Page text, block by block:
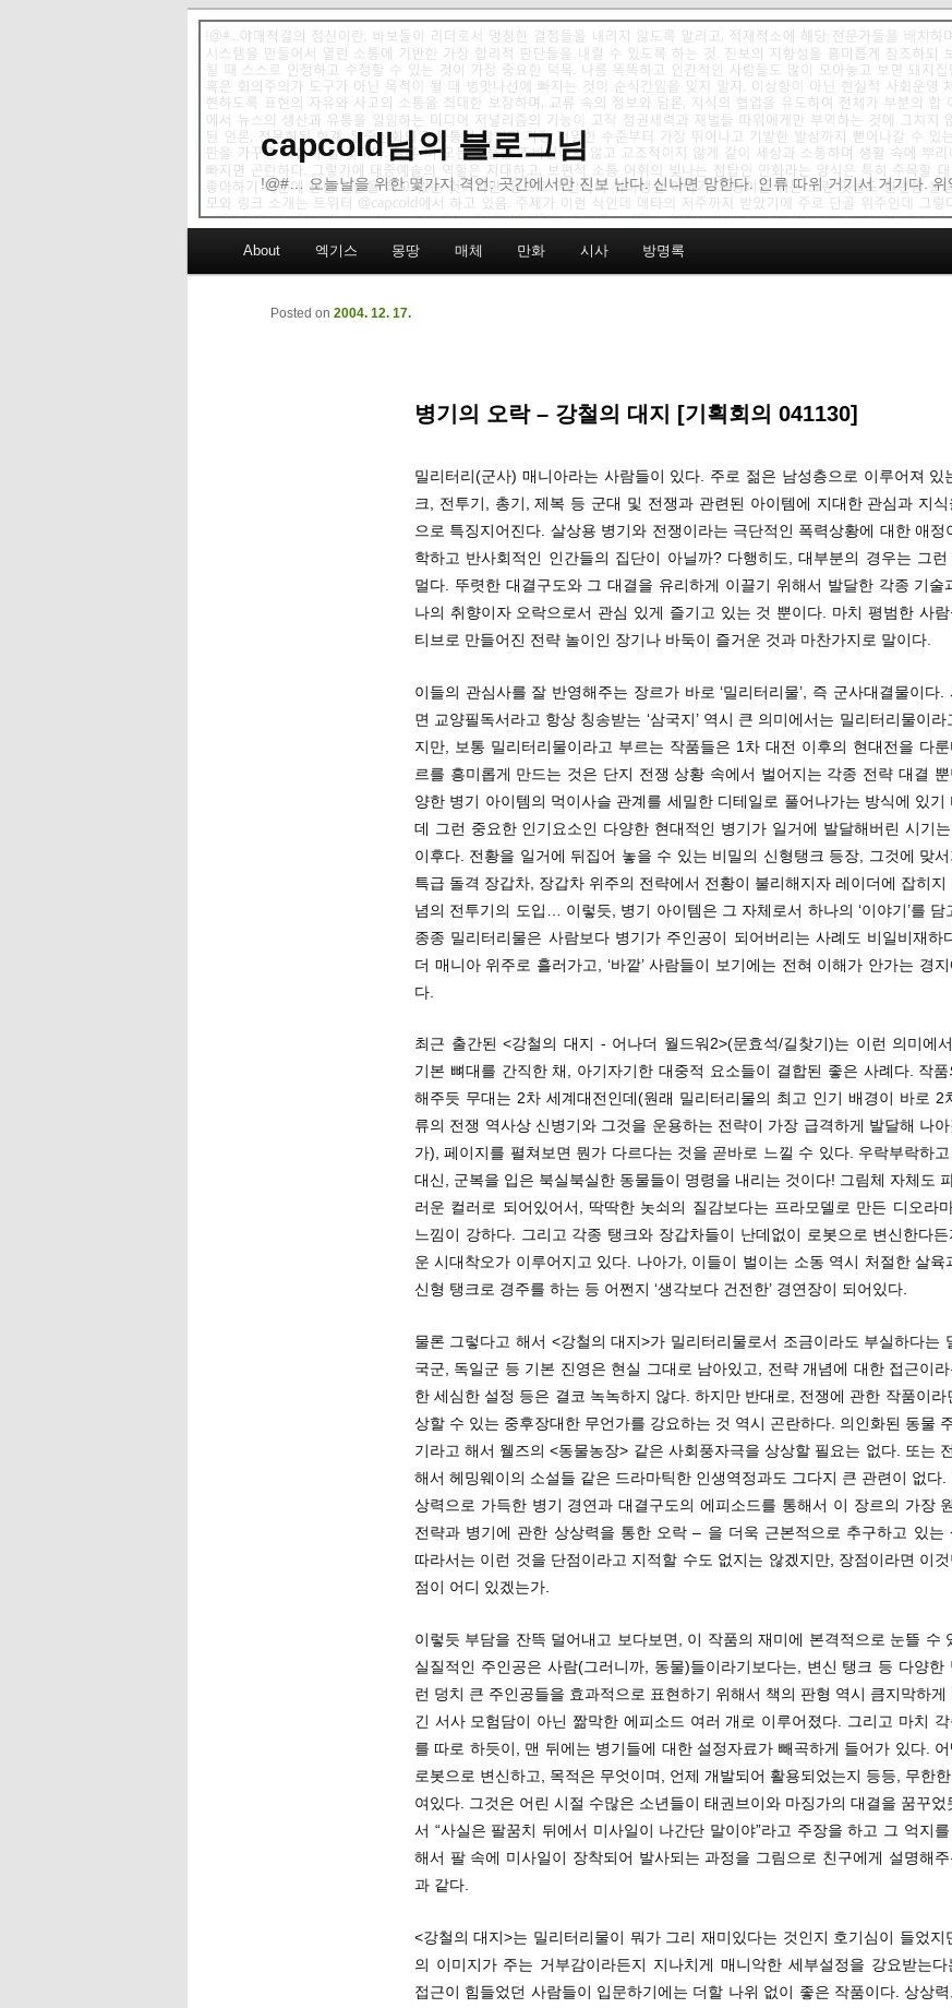
capcold님의 블로그님
!@#… 오늘날을 위한 몇가지 격언: 곳간에서만 진보 난다. 신나면 망한다. 인류 따위 거기서 거기다.
Skip to primary content
Skip to secondary content
About 엑기스 몽땅 매체 만화 시사 방명록
병기의 오락 – 강철의 대지 [기획회의 041130]
Posted on 2004. 12. 17.
밀리터리(군사) 매니아라는 사람들이 있다. 주로 젊은 남성층으로 이루어져 있
크, 전투기, 총기, 제복 등 군대 및 전쟁과 관련된 아이템에 지대한 관심과 지
으로 특징지어진다. 살상용 병기와 전쟁이라는 극단적인 폭력상황에 대한 애정
학하고 반사회적인 인간들의 집단이 아닐까? 다행히도, 대부분의 경우는 그
멀다. 뚜렷한 대결구도와 그 대결을 유리하게 이끌기 위해서 발달한 각종 기술
나의 취향이자 오락으로서 관심 있게 즐기고 있는 것 뿐이다. 마치 평범한 사
티브로 만들어진 전략 놀이인 장기나 바둑이 즐거운 것과 마찬가지로 말이다.
이들의 관심사를 잘 반영해주는 장르가 바로 ‘밀리터리물’, 즉 군사대결물이다.
면 교양필독서라고 항상 칭송받는 ‘삼국지’ 역시 큰 의미에서는 밀리터리물이라
지만, 보통 밀리터리물이라고 부르는 작품들은 1차 대전 이후의 현대전을 다
르를 흥미롭게 만드는 것은 단지 전쟁 상황 속에서 벌어지는 각종 전략 대결
양한 병기 아이템의 먹이사슬 관계를 세밀한 디테일로 풀어나가는 방식에 있기
데 그런 중요한 인기요소인 다양한 현대적인 병기가 일거에 발달해버린 시기
이후다. 전황을 일거에 뒤집어 놓을 수 있는 비밀의 신형탱크 등장, 그것에 맞
특급 돌격 장갑차, 장갑차 위주의 전략에서 전황이 불리해지자 레이더에 잡히지
념의 전투기의 도입… 이렇듯, 병기 아이템은 그 자체로서 하나의 ‘이야기’를 담
종종 밀리터리물은 사람보다 병기가 주인공이 되어버리는 사례도 비일비재하
더 매니아 위주로 흘러가고, ‘바깥’ 사람들이 보기에는 전혀 이해가 안가는 경
다.
최근 출간된 <강철의 대지 - 어나더 월드워2>(문효석/길찾기)는 이런 의미에
기본 뼈대를 간직한 채, 아기자기한 대중적 요소들이 결합된 좋은 사례다. 작
해주듯 무대는 2차 세계대전인데(원래 밀리터리물의 최고 인기 배경이 바로 2
류의 전쟁 역사상 신병기와 그것을 운용하는 전략이 가장 급격하게 발달해 나
가), 페이지를 펼쳐보면 뭔가 다르다는 것을 곧바로 느낄 수 있다. 우락부락하
대신, 군복을 입은 북실북실한 동물들이 명령을 내리는 것이다! 그림체 자체도
러운 컬러로 되어있어서, 딱딱한 놋쇠의 질감보다는 프라모델로 만든 디오라
느낌이 강하다. 그리고 각종 탱크와 장갑차들이 난데없이 로봇으로 변신한다
운 시대착오가 이루어지고 있다. 나아가, 이들이 벌이는 소동 역시 처절한 살육
신형 탱크로 경주를 하는 등 어쩐지 ‘생각보다 건전한’ 경연장이 되어있다.
물론 그렇다고 해서 <강철의 대지>가 밀리터리물로서 조금이라도 부실하다는
국군, 독일군 등 기본 진영은 현실 그대로 남아있고, 전략 개념에 대한 접근이
한 세심한 설정 등은 결코 녹녹하지 않다. 하지만 반대로, 전쟁에 관한 작품이라
상할 수 있는 중후장대한 무언가를 강요하는 것 역시 곤란하다. 의인화된 동물
기라고 해서 웰즈의 <동물농장> 같은 사회풍자극을 상상할 필요는 없다. 또는
해서 헤밍웨이의 소설들 같은 드라마틱한 인생역정과도 그다지 큰 관련이 없다.
상력으로 가득한 병기 경연과 대결구도의 에피소드를 통해서 이 장르의 가장
전략과 병기에 관한 상상력을 통한 오락 – 을 더욱 근본적으로 추구하고 있는
따라서는 이런 것을 단점이라고 지적할 수도 없지는 않겠지만, 장점이라면 이
점이 어디 있겠는가.
이렇듯 부담을 잔뜩 덜어내고 보다보면, 이 작품의 재미에 본격적으로 눈뜰 수
실질적인 주인공은 사람(그러니까, 동물)들이라기보다는, 변신 탱크 등 다양한
런 덩치 큰 주인공들을 효과적으로 표현하기 위해서 책의 판형 역시 큼지막하게
긴 서사 모험담이 아닌 짦막한 에피소드 여러 개로 이루어졌다. 그리고 마치
를 따로 하듯이, 맨 뒤에는 병기들에 대한 설정자료가 빼곡하게 들어가 있다.
로봇으로 변신하고, 목적은 무엇이며, 언제 개발되어 활용되었는지 등등, 무한
여있다. 그것은 어린 시절 수많은 소년들이 태권브이와 마징가의 대결을 꿈꾸었
서 “사실은 팔꿈치 뒤에서 미사일이 나간단 말이야”라고 주장을 하고 그 억지
해서 팔 속에 미사일이 장착되어 발사되는 과정을 그림으로 친구에게 설명해
과 같다.
<강철의 대지>는 밀리터리물이 뭐가 그리 재미있다는 것인지 호기심이 들었지
의 이미지가 주는 거부감이라든지 지나치게 매니악한 세부설정을 강요받는다
접근이 힘들었던 사람들이 입문하기에는 더할 나위 없이 좋은 작품이다. 상상